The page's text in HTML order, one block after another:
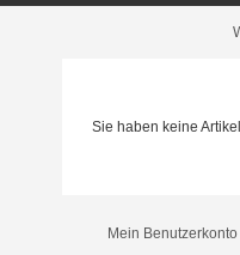
Sie haben keine
Mein Benutzerkonto